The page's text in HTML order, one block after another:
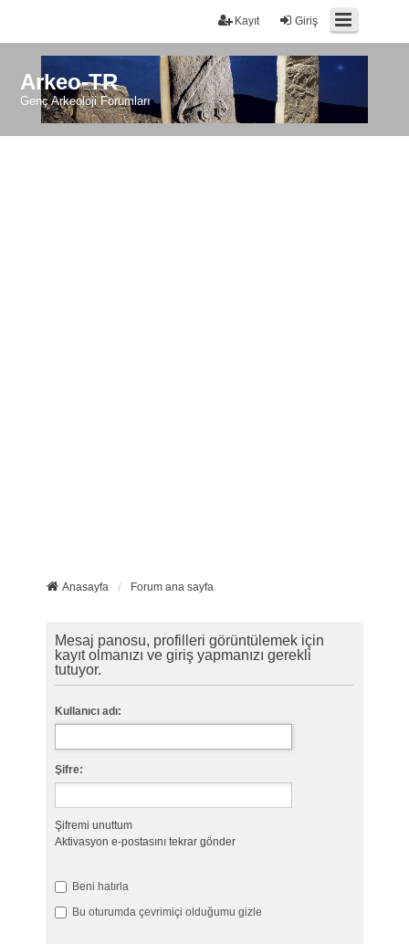
Giriş
Kayıt
Arkeo-TR
Genç Arkeoloji Forumları
Anasayfa Forum ana sayfa
Mesaj panosu, profilleri görüntülemek için
kayıt olmanızı ve giriş yapmanızı gerekli
tutuyor.
Kullanıcı adı:
Şifre:
Şifremi unuttum
Aktivasyon e-postasını tekrar gönder
Beni hatırla
Bu oturumda çevrimiçi olduğumu gizle